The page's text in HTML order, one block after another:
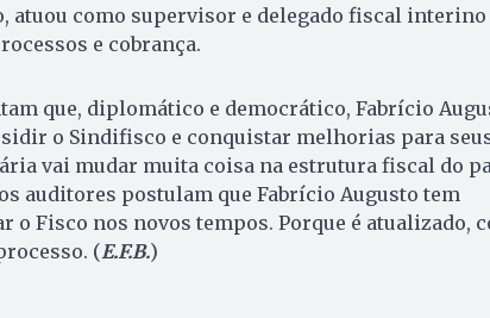
atuou como supervisor e delegado fiscal interino
e cobrança.
que, diplomático e democrático, Fabrício
o Sindifisco e conquistar melhorias para
vai mudar muita coisa na estrutura fiscal do
auditores postulam que Fabrício Augusto tem
o Fisco nos novos tempos. Porque é atualizado,
(E.F.B.)